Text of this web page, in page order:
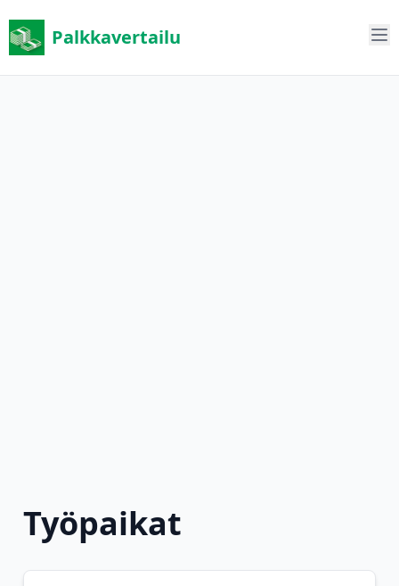
Palkkavertailu
Työpaikat